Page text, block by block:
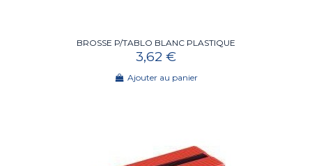
BROSSE P/TABLO BLANC PLASTIQUE
3,62 €
Ajouter au panier